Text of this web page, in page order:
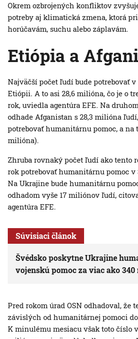
Okrem ozbrojených konfliktov
potreby aj klimatická zmena, ktorá
horúčavám, suchu alebo záplavám.
Etiópia a
Najväčší počet ľudí bude potrebovať
Etiópii. A to asi 28,6 milióna, čo je o
rok, uviedla agentúra EFE. Na
odhade Afganistan s 28,3 milióna
potrebovať humanitárnu pomoc, a na
milióna).
Zhruba rovnaký počet ľudí ako tento
rok potrebovať humanitárnu pomoc
Na Ukrajine bude humanitárnu
odhadom vyše 17 miliónov ľudí,
agentúra EFE.
Súvisiaci článok
Švédsko poskytne Ukrajine
vojenskú pomoc za viac ako
Pred rokom úrad OSN odhadoval, že
závislých od humanitárnej pomoci
K minulému mesiacu však toto číslo